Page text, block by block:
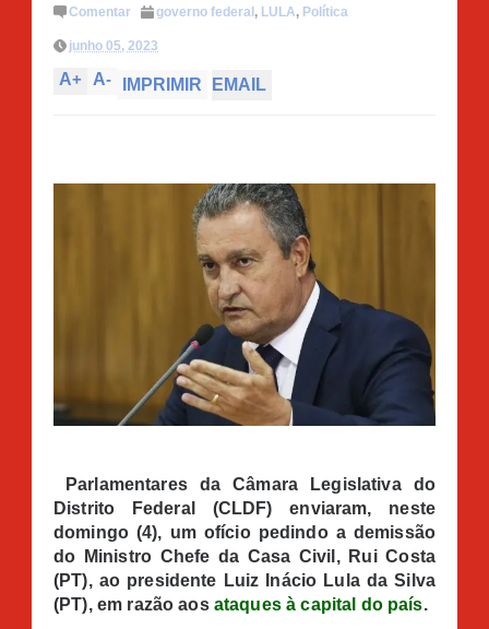
Comentar governo federal, LULA, Política
junho 05, 2023
A+ A- IMPRIMIR EMAIL
Parlamentares da Câmara Legislativa do
Distrito Federal (CLDF) enviaram, neste
domingo (4), um ofício pedindo a demissão
do Ministro Chefe da Casa Civil, Rui Costa
(PT), ao presidente Luiz Inácio Lula da Silva
(PT), em razão aos ataques à capital do país.